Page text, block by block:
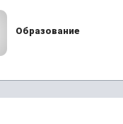
Образование